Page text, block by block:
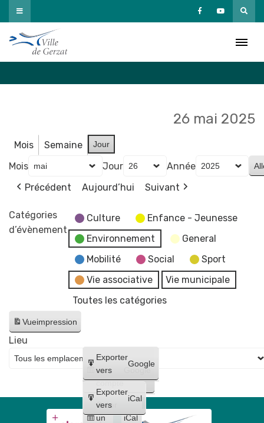
Passer
au
contenu
26 mai 2025
Mois Semaine Jour
Mois Jour
Année
Précédent
Aujourd’hui Suivant
Catégories
d’évènement
Culture
Enfance - Jeunesse
Environnement
General
Mobilité
Social
Sport
Vie associative
Vie municipale
Toutes les catégories
Vueimpression
Créer
un
compte
Google
Créer
un
iCal
Exporter
vers
Google
Exporter
vers
iCal
Lieu